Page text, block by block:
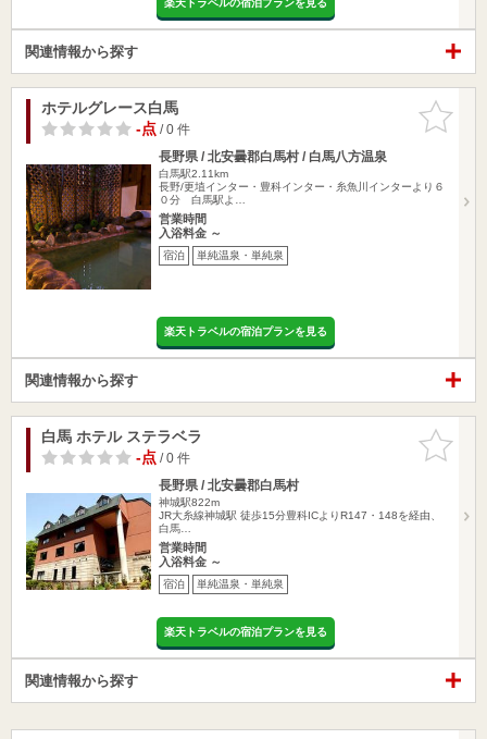
楽天トラベルの宿泊プランを見る
関連情報から探す
お気に入
りに追加
ホテルグレース白馬
-点/ 0 件
長野県 / 北安曇郡白馬村 / 白馬八方温泉
白馬駅2.11km
長野/更埴インター・豊科インター・糸魚川インターより６
０分 白馬駅よ…
営業時間
入浴料金 ～
宿泊 単純温泉・単純泉
楽天トラベルの宿泊プランを見る
関連情報から探す
お気に入
りに追加
白馬 ホテル ステラベラ
-点/ 0 件
長野県 / 北安曇郡白馬村
神城駅822m
JR大糸線神城駅 徒歩15分豊科ICよりR147・148を経由、
白馬…
営業時間
入浴料金 ～
宿泊 単純温泉・単純泉
楽天トラベルの宿泊プランを見る
関連情報から探す